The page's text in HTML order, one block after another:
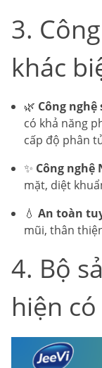
3.
khác
🌿 Công
có khả năng
cấp độ phân
✨ Công nghệ
mặt, diệt
💧 An toàn
mũi, thân
4. Bộ
hiện có